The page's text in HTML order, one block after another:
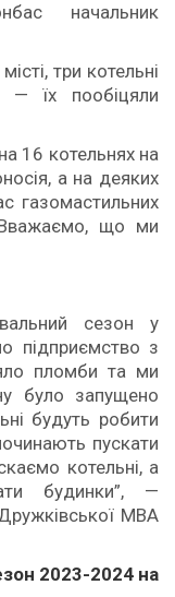
начальник
три котельні
— їх пообіцяли
16 котельнях на
а на деяких
газомастильних
Вважаємо, що ми
сезон у
підприємство з
пломби та ми
було запущено
будуть робити
пускати
котельні, а
будинки”, —
МВА
2023-2024 на